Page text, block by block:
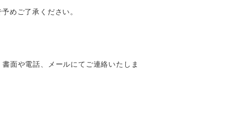
めご了承ください。
面や電話、メールにてご連絡いたしま